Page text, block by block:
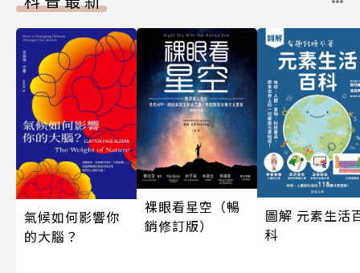
氣候如何影響你
的大腦？
裸眼看星空（暢
銷修訂版）
圖解 元素生活
科